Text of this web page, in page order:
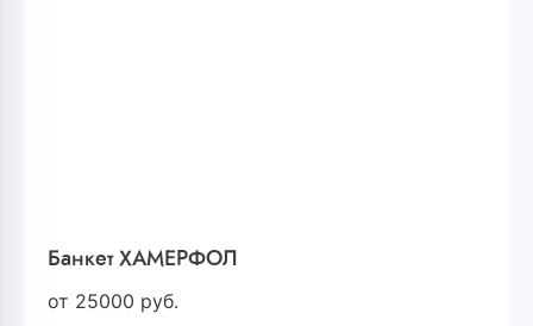
Банкет ХАМЕРФОЛ
от 25000 руб.